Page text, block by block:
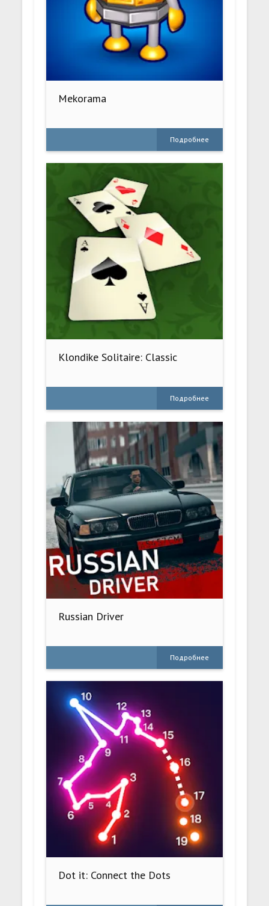
Mekorama
Подробнее
Klondike Solitaire: Classic
Подробнее
Russian Driver
Подробнее
Dot it: Connect the Dots